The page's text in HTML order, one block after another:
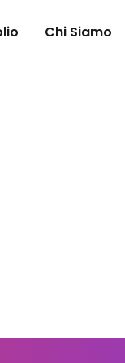
Chi Siamo